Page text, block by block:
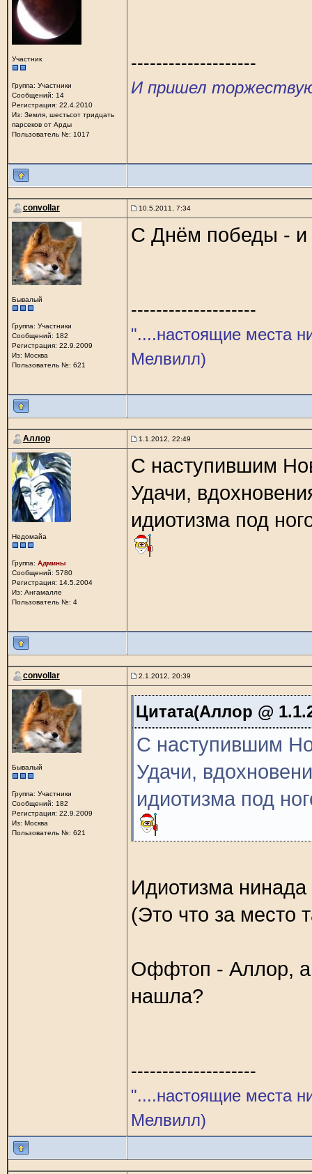
Участник
Группа: Участники
Сообщений: 14
Регистрация: 22.4.2010
Из: Земля, шестьсот тридцать
парсеков от Арды
Пользователь №: 1017
--------------------
И пришел
convollar 10.5.2011, 7:34
Бывалый
Группа: Участники
Сообщений: 182
Регистрация: 22.9.2009
Из: Москва
Пользователь №: 621
С Днём победы - и
--------------------
"....настоящие места
Мелвилл)
Аллор 1.1.2012, 22:49
Недомайа
Группа: Админы
Сообщений: 5780
Регистрация: 14.5.2004
Из: Ангамалле
Пользователь №: 4
С наступившим
Удачи,
идиотизма под
convollar 2.1.2012, 20:39
Бывалый
Группа: Участники
Сообщений: 182
Регистрация: 22.9.2009
Из: Москва
Пользователь №: 621
Цитата(Аллор @
С наступившим
Удачи,
идиотизма под
Идиотизма нинада
(Это что за место
Оффтоп - Аллор, а
нашла?
--------------------
"....настоящие места
Мелвилл)